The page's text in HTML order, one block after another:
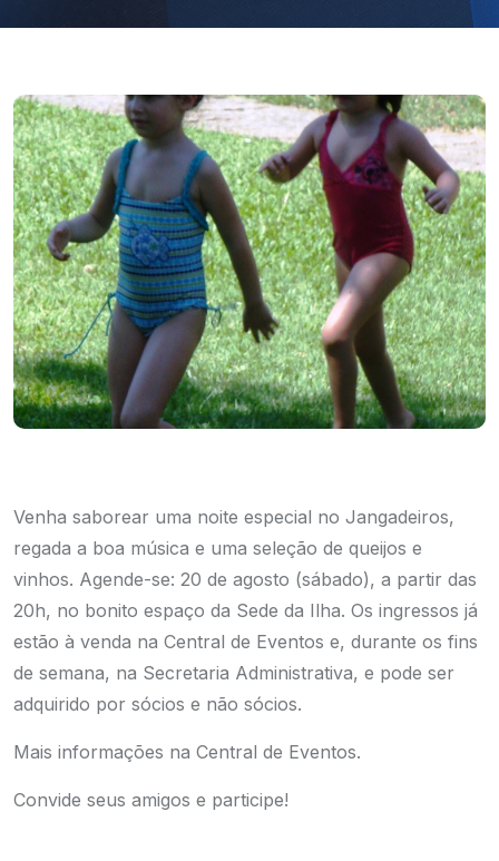
Venha saborear uma noite especial no Jangadeiros,
regada a boa música e uma seleção de queijos e
vinhos. Agende-se: 20 de agosto (sábado), a partir das
20h, no bonito espaço da Sede da Ilha. Os ingressos já
estão à venda na Central de Eventos e, durante os fins
de semana, na Secretaria Administrativa, e pode ser
adquirido por sócios e não sócios.
Mais informações na Central de Eventos.
Convide seus amigos e participe!